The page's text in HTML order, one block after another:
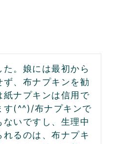
。娘には最初から
、布ナプキンを勧
ナプキンは信用で
す(^^)/布ナプキンで
いですし、生理中
るのは、布ナプキ